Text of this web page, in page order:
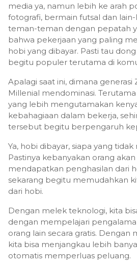
media ya, namun lebih ke arah
fotografi, bermain futsal dan
teman-teman dengan pepatah
bahwa pekerjaan yang paling
hobi yang dibayar. Pasti tau
begitu populer terutama di
Apalagi saat ini, dimana generasi
Millenial mendominasi.
yang lebih mengutamakan
kebahagiaan dalam bekerja,
tersebut begitu berpengaruh
Ya, hobi dibayar, siapa yang
Pastinya kebanyakan orang
mendapatkan penghasilan dari
sekarang begitu memudahkan
dari hobi.
Dengan melek teknologi, kita
dengan mempelajari
orang lain secara gratis.
kita bisa menjangkau lebih
otomatis memperluas peluang.